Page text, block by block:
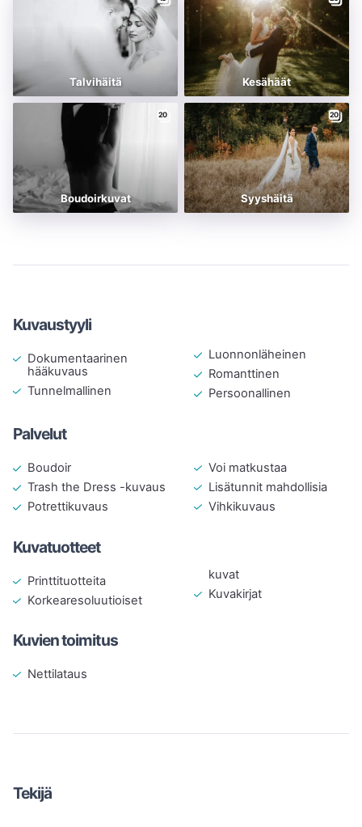
Talvihäitä Kesähäät
20
Boudoirkuvat
20
Syyshäitä
Kuvaustyyli
Dokumentaarinen
hääkuvaus
Tunnelmallinen
Luonnonläheinen
Romanttinen
Persoonallinen
Palvelut
Boudoir
Trash the Dress -kuvaus
Potrettikuvaus
Voi matkustaa
Lisätunnit mahdollisia
Vihkikuvaus
Kuvatuotteet
Printtituotteita
Korkearesoluutioiset
kuvat
Kuvakirjat
Kuvien toimitus
Nettilataus
Tekijä